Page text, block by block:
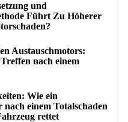
und
Führt Zu Höherer
Austauschmotors:
nach einem
Wie ein
einem Totalschaden
rettet